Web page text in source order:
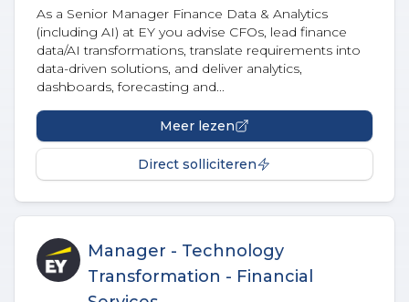
As a Senior Manager Finance Data & Analytics
(including AI) at EY you advise CFOs, lead finance
data/AI transformations, translate requirements into
data-driven solutions, and deliver analytics,
dashboards, forecasting and...
Meer lezen
Direct solliciteren
Manager - Technology
Transformation - Financial